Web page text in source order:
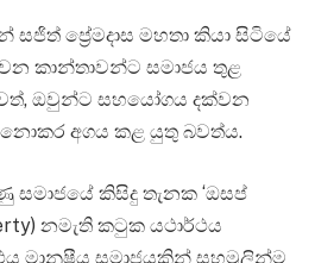
සජිත් ප්‍රේමදාස මහතා කියා සිටියේ
කාන්තාවන්ට සමාජය තුළ
ඔවුන්ට සහයෝගය දක්වන
අගය කළ යුතු බවත්ය.
සමාජයේ කිසිදු තැනක ‘ඔසප්
නමැති කටුක යථාර්ථය
මානුෂීය සමාජයකින් සහමුලින්ම